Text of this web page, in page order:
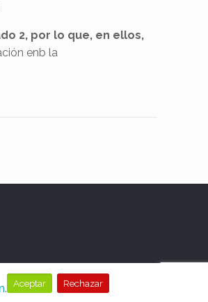
2, por lo que, en ellos,
enb la
Aceptar Rechazar